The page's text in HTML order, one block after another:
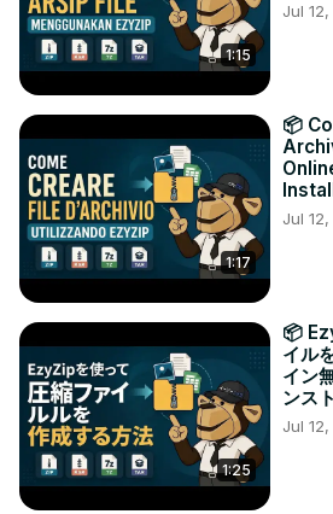
1:15
Jul
1:17
📦
Jul
1:25
📦
イル
イン
ンス
Jul